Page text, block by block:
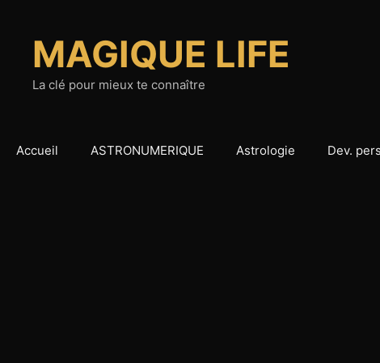
contenuMAGIQUE LIFE
La clé pour mieux te connaître
Accueil ASTRONUMERIQUE Astrologie Dev.